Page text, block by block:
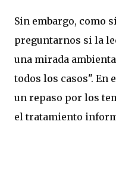
Sin embargo, como
preguntarnos si la
una mirada
todos los casos". En
un repaso por los
el tratamiento